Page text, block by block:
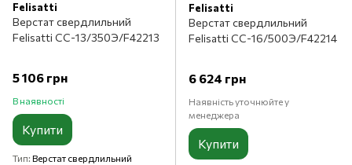
Felisatti
Верстат свердлильний
Felisatti СС-13/350Э/F42213
5 106 грн
В наявності
Купити
Тип Верстат свердлильний
Felisatti
Верстат свердлильний
Felisatti СС-16/500Э/F42214
6 624 грн
Наявність уточнюйте у
менеджера
Купити